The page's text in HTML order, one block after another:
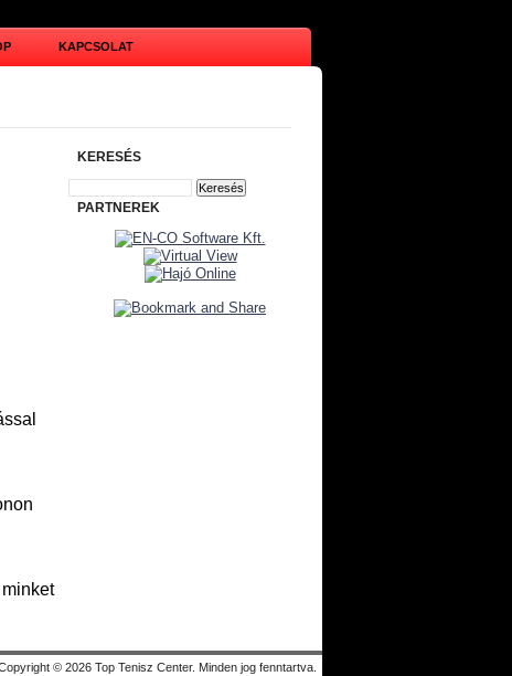
KAPCSOLAT
KERESÉS
PARTNEREK
© 2026 Top Tenisz Center. Minden jog fenntartva.